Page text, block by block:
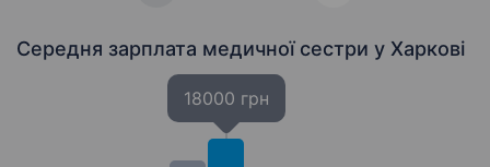
Середня зарплата медичної сестри у Харкові
18000 грн